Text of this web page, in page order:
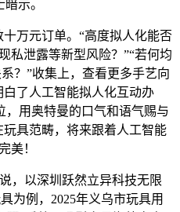
示。
万元订单。“高度拟人化能否
私泄露等新型风险？”“若何均
系？”收集上，查看更多手艺向
了人工智能拟人化互动办
，用奥特曼的口气和语气赐与
具范畴，将来跟着人工智能
美！
以深圳跃然立异科技无限
为例，2025年义乌市玩具用